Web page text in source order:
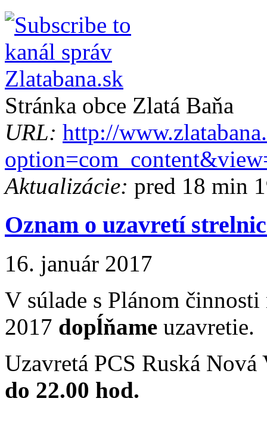
Stránka obce Zlatá Baňa
URL: http://
Aktualizácie: pred 18 min
Oznam o uzavretí
16. január 2017
V súlade s Plánom činnosti
2017 dopĺňame uzavretie.
Uzavretá PCS Ruská Nová
do 22.00 hod.